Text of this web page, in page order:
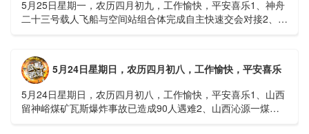
5月25日星期一，农历四月初九，工作愉快，平安喜乐1、神舟
二十三号载人飞船与空间站组合体完成自主快速交会对接2、山
5月24日星期日，农历四月初八，工作愉快，平安喜乐
5月24日星期日，农历四月初八，工作愉快，平安喜乐1、山西
留神峪煤矿瓦斯爆炸事故已造成90人遇难2、山西沁源一煤矿